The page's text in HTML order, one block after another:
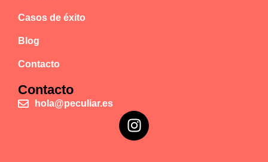
Casos de éxito
Blog
Contacto
Contacto
hola@peculiar.es